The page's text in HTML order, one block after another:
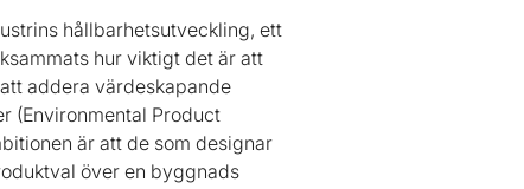
hållbarhetsutveckling, ett
hur viktigt det är att
addera värdeskapande
(Environmental Product
är att de som designar
över en byggnads